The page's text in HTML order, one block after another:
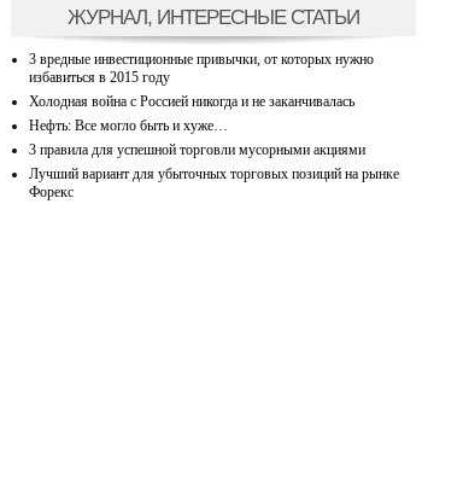
ЖУРНАЛ, ИНТЕРЕСНЫЕ СТАТЬИ
3 вредные инвестиционные привычки, от которых нужно
избавиться в 2015 году
Холодная война с Россией никогда и не заканчивалась
Нефть: Все могло быть и хуже…
3 правила для успешной торговли мусорными акциями
Лучший вариант для убыточных торговых позиций на рынке
Форекс